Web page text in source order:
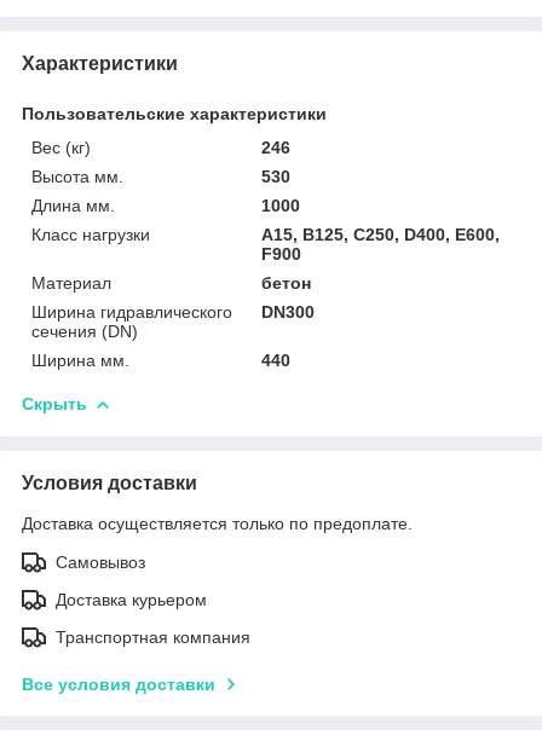
Характеристики
Пользовательские характеристики
Вес (кг)
246
Высота мм.
530
Длина мм.
1000
Класс нагрузки
A15, B125, C250, D400, E600,
F900
Материал
бетон
Ширина гидравлического
сечения (DN)
DN300
Ширина мм. 440
Скрыть
Условия доставки
Доставка осуществляется только по предоплате.
Самовывоз
Доставка курьером
Транспортная компания
Все условия доставки